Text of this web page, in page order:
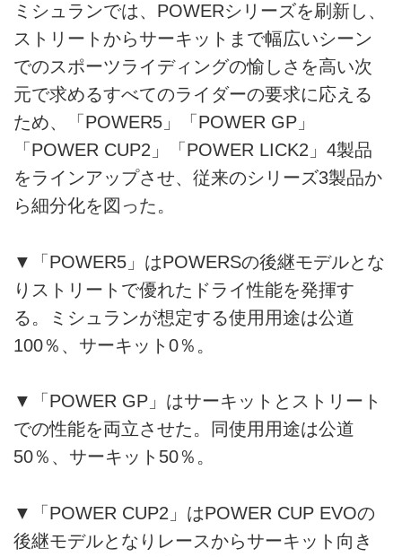
ミシュランでは、POWERシリーズを刷新し、
ストリートからサーキットまで幅広いシーン
でのスポーツライディングの愉しさを高い次
元で求めるすべてのライダーの要求に応える
ため、「POWER5」「POWER GP」
「POWER CUP2」「POWER LICK2」4製品
をラインアップさせ、従来のシリーズ3製品か
ら細分化を図った。
▼「POWER5」はPOWERSの後継モデルとな
りストリートで優れたドライ性能を発揮す
る。ミシュランが想定する使用用途は公道
100％、サーキット0％。
▼「POWER GP」はサーキットとストリート
での性能を両立させた。同使用用途は公道
50％、サーキット50％。
▼「POWER CUP2」はPOWER CUP EVOの
後継モデルとなりレースからサーキット向き